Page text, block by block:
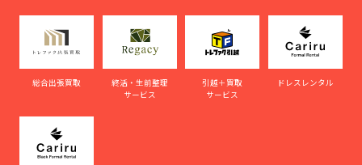
総合出張買取
終活・生前整理
サービス
引越＋買取
サービス
ドレスレンタル